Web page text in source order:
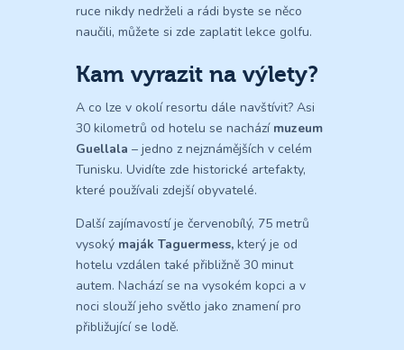
ruce nikdy nedrželi a rádi byste se něco
naučili, můžete si zde zaplatit lekce golfu.
Kam vyrazit na výlety?
A co lze v okolí resortu dále navštívit? Asi
30 kilometrů od hotelu se nachází muzeum
Guellala – jedno z nejznámějších v celém
Tunisku. Uvidíte zde historické artefakty,
které používali zdejší obyvatelé.
Další zajímavostí je červenobílý, 75 metrů
vysoký maják Taguermess, který je od
hotelu vzdálen také přibližně 30 minut
autem. Nachází se na vysokém kopci a v
noci slouží jeho světlo jako znamení pro
přibližující se lodě.